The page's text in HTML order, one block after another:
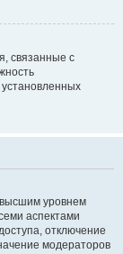
связанные с
уровнем
аспектами
отключение
модераторов